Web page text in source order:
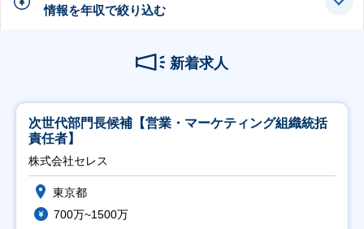
情報を年収で絞り込む
新着求人
次世代部門長候補【営業・マーケティング組織統括
責任者】
株式会社セレス
東京都
700万~1500万